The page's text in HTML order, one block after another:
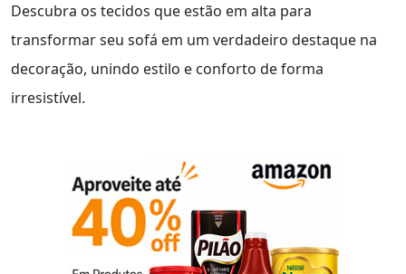
Descubra os tecidos que estão em alta para
transformar seu sofá em um verdadeiro destaque na
decoração, unindo estilo e conforto de forma
irresistível.